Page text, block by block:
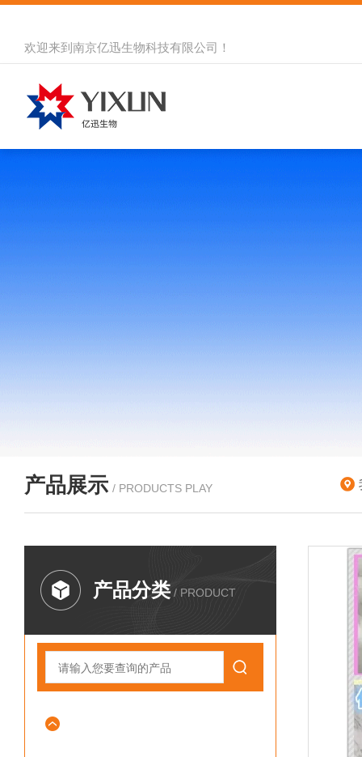
欢迎来到 南京亿迅生物科技有限公司 ！
产品展示 / PRODUCTS PLAY
产品分类 / PRODUCT